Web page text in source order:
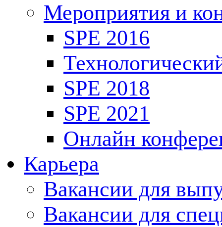
Мероприятия и
SPE 2016
SPE 2018
SPE 2021
Онлайн
Карьера
Вакансии для
Вакансии для